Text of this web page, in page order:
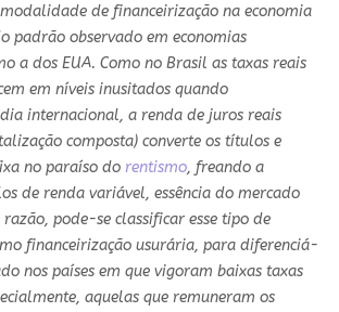
de financeirização na economia
padrão observado em economias
a dos EUA. Como no Brasil as taxas reais
em níveis inusitados quando
internacional, a renda de juros reais
composta) converte os títulos e
no paraíso do rentismo, freando a
de renda variável, essência do mercado
razão, pode-se classificar esse tipo de
financeirização usurária, para diferenciá-
nos países em que vigoram baixas taxas
aquelas que remuneram os